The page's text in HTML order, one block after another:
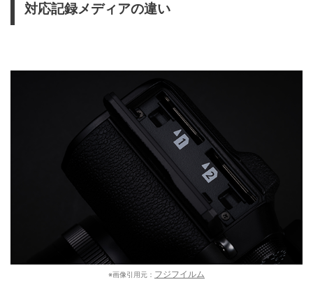
対応記録メディアの違い
※画像引用元： フジフイルム